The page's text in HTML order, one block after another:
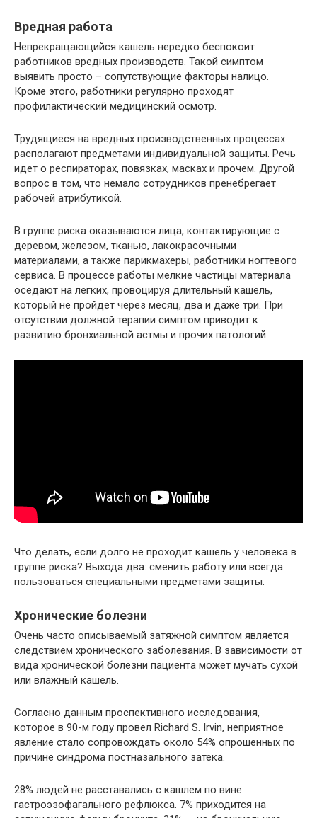
Вредная работа
Непрекращающийся кашель нередко беспокоит
работников вредных производств. Такой симптом
выявить просто – сопутствующие факторы налицо.
Кроме этого, работники регулярно проходят
профилактический медицинский осмотр.
Трудящиеся на вредных производственных процессах
располагают предметами индивидуальной защиты. Речь
идет о респираторах, повязках, масках и прочем. Другой
вопрос в том, что немало сотрудников пренебрегает
рабочей атрибутикой.
В группе риска оказываются лица, контактирующие с
деревом, железом, тканью, лакокрасочными
материалами, а также парикмахеры, работники ногтевого
сервиса. В процессе работы мелкие частицы материала
оседают на легких, провоцируя длительный кашель,
который не пройдет через месяц, два и даже три. При
отсутствии должной терапии симптом приводит к
развитию бронхиальной астмы и прочих патологий.
Что делать, если долго не проходит кашель у человека в
группе риска? Выхода два: сменить работу или всегда
пользоваться специальными предметами защиты.
Хронические болезни
Очень часто описываемый затяжной симптом является
следствием хронического заболевания. В зависимости от
вида хронической болезни пациента может мучать сухой
или влажный кашель.
Согласно данным проспективного исследования,
которое в 90-м году провел Richard S. Irvin, неприятное
явление стало сопровождать около 54% опрошенных по
причине синдрома постназального затека.
28% людей не расставались с кашлем по вине
гастроэзофагального рефлюкса. 7% приходится на